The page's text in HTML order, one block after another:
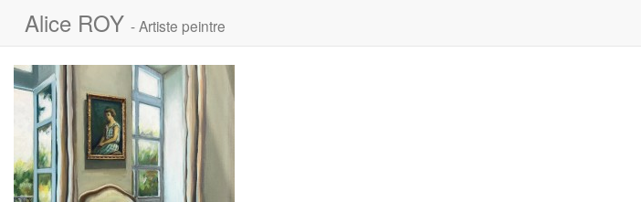
Alice ROY - Artiste peintre